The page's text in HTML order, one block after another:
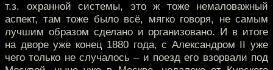
т.з. охранной системы, это ж тоже немаловажный
аспект, там тоже было всё, мягко говоря, не самым
лучшим образом сделано и организовано. И в итоге
на дворе уже конец 1880 года, с Александром II уже
чего только не случалось – и поезд его взорвали под